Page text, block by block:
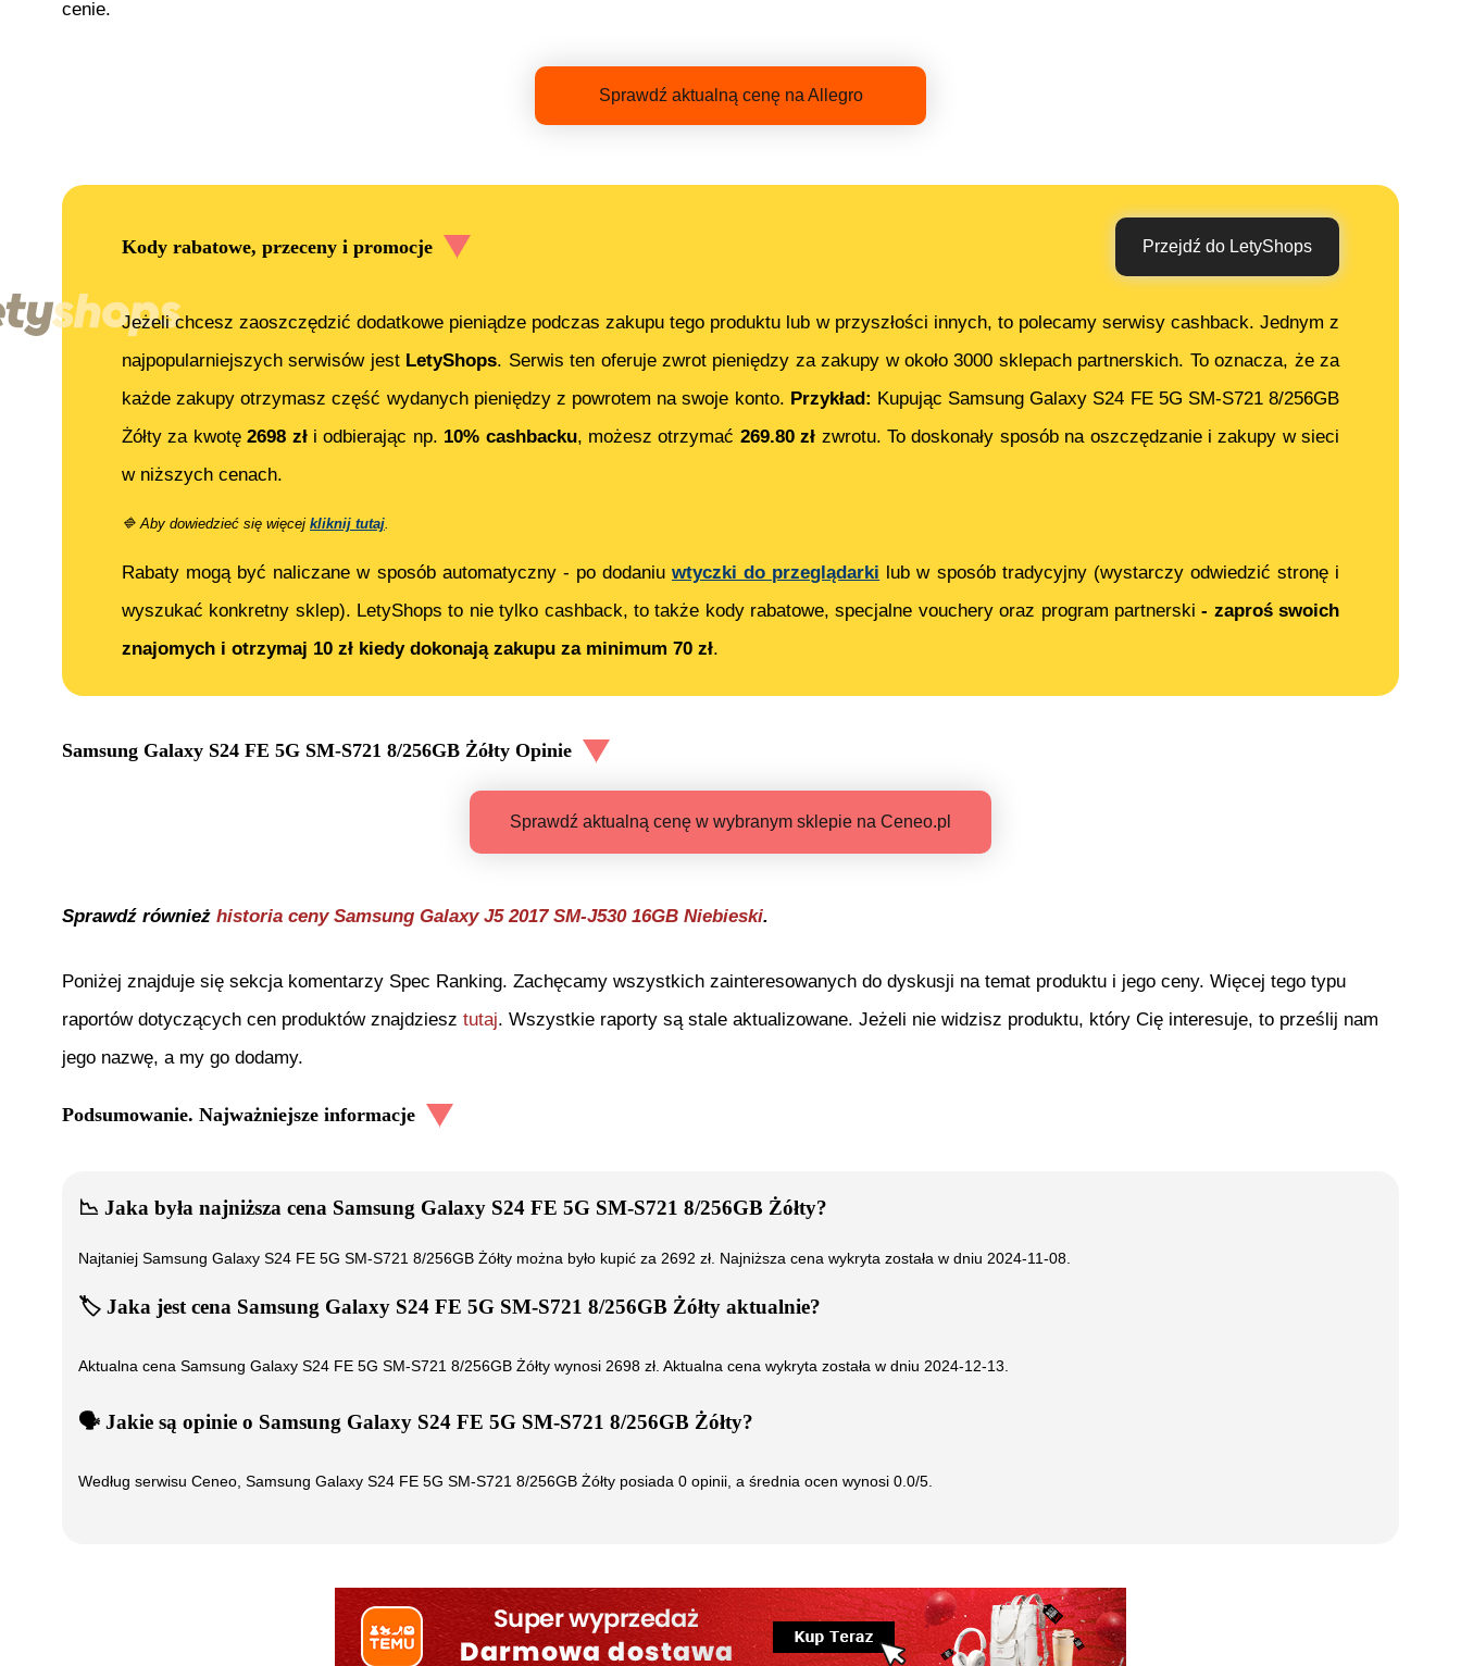
cenie.
Sprawdź aktualną cenę na Allegro
Kody rabatowe, przeceny i promocje Przejdź do LetyShops
Jeżeli chcesz zaoszczędzić dodatkowe pieniądze podczas zakupu tego produktu lub w przyszłości innych, to polecamy serwisy cashback. Jednym z
najpopularniejszych serwisów jest LetyShops. Serwis ten oferuje zwrot pieniędzy za zakupy w około 3000 sklepach partnerskich. To oznacza, że za
każde zakupy otrzymasz część wydanych pieniędzy z powrotem na swoje konto. Przykład: Kupując Samsung Galaxy S24 FE 5G SM-S721 8/256GB
Żółty za kwotę2698 złi odbierając np. 10% cashbacku, możesz otrzymać 269.80zł zwrotu. To doskonały sposób na oszczędzanie i zakupy w sieci
w niższych cenach.
🔷 Aby dowiedzieć się więcej kliknij tutaj.
Rabaty mogą być naliczane w sposób automatyczny - po dodaniu wtyczki do przeglądarki lub w sposób tradycyjny (wystarczy odwiedzić stronę i
wyszukać konkretny sklep). LetyShops to nie tylko cashback, to także kody rabatowe, specjalne vouchery oraz program partnerski- zaproś swoich
znajomych i otrzymaj 10 zł kiedy dokonają zakupu za minimum 70 zł.
Samsung Galaxy S24 FE 5G SM-S721 8/256GB Żółty Opinie
Sprawdź aktualną cenę w wybranym sklepie na Ceneo.pl
Sprawdź również historia ceny Samsung Galaxy J5 2017 SM-J530 16GB Niebieski.
Poniżej znajduje się sekcja komentarzy Spec Ranking. Zachęcamy wszystkich zainteresowanych do dyskusji na temat produktu i jego ceny. Więcej tego typu
raportów dotyczących cen produktów znajdziesz tutaj. Wszystkie raporty są stale aktualizowane. Jeżeli nie widzisz produktu, który Cię interesuje, to prześlij nam
jego nazwę, a my go dodamy.
Podsumowanie. Najważniejsze informacje
📉 Jaka była najniższa cena Samsung Galaxy S24 FE 5G SM-S721 8/256GB Żółty?
Najtaniej Samsung Galaxy S24 FE 5G SM-S721 8/256GB Żółty można było kupić za 2692 zł. Najniższa cena wykryta została w dniu 2024-11-08.
🏷️ Jaka jest cena Samsung Galaxy S24 FE 5G SM-S721 8/256GB Żółty aktualnie?
Aktualna cena Samsung Galaxy S24 FE 5G SM-S721 8/256GB Żółty wynosi 2698 zł. Aktualna cena wykryta została w dniu 2024-12-13
🗣️ ️ Jakie są opinie o Samsung Galaxy S24 FE 5G SM-S721 8/256GB Żółty?
Według serwisu Ceneo, Samsung Galaxy S24 FE 5G SM-S721 8/256GB Żółty posiada 0 opinii, a średnia ocen wynosi 0.0/5.